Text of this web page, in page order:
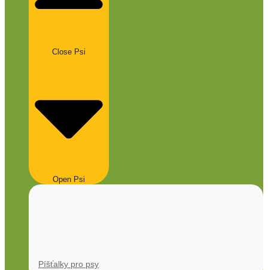
Close Psi
Open Psi
Píšťalky pro psy